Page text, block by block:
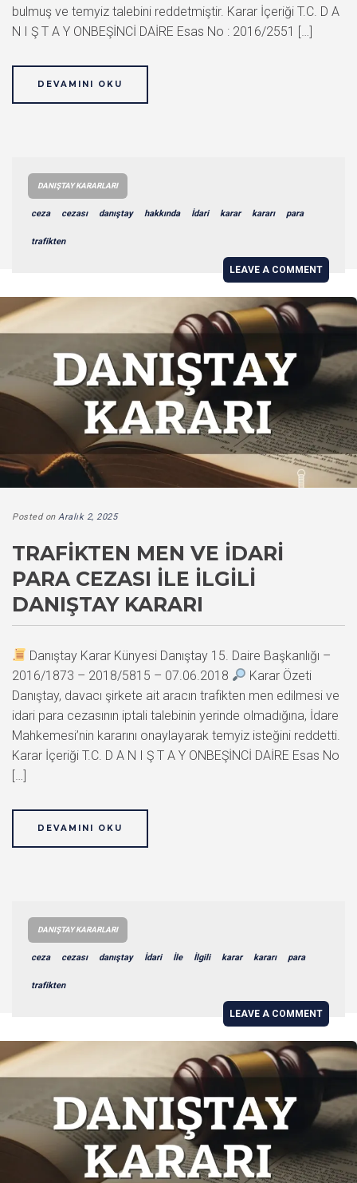
bulmuş ve temyiz talebini reddetmiştir. Karar İçeriği T.C. D A
N I Ş T A Y ONBEŞİNCİ DAİRE Esas No : 2016/2551 […]
DEVAMINI OKU
DANIŞTAY KARARLARI
ceza cezası danıştay hakkında İdari karar kararı para
trafikten
LEAVE A COMMENT
Posted on Aralık 2, 2025
TRAFIKTEN MEN VE İDARI
PARA CEZASI İLE İLGILI
DANIŞTAY KARARI
Danıştay Karar Künyesi Danıştay 15. Daire Başkanlığı –
2016/1873 – 2018/5815 – 07.06.2018
Karar Özeti
Danıştay, davacı şirkete ait aracın trafikten men edilmesi ve
idari para cezasının iptali talebinin yerinde olmadığına, İdare
Mahkemesi’nin kararını onaylayarak temyiz isteğini reddetti.
Karar İçeriği T.C. D A N I Ş T A Y ONBEŞİNCİ DAİRE Esas No
[…]
DEVAMINI OKU
DANIŞTAY KARARLARI
ceza cezası danıştay İdari İle İlgili karar kararı para
trafikten
LEAVE A COMMENT